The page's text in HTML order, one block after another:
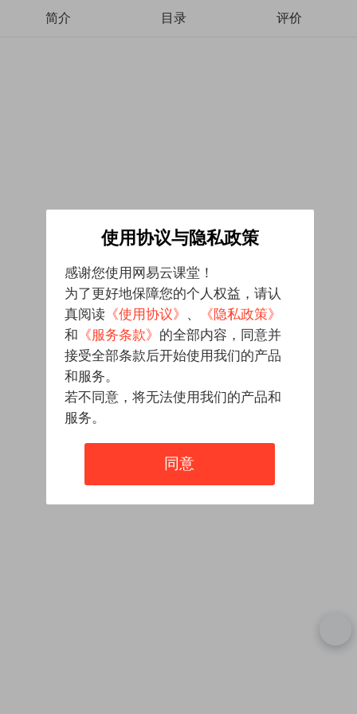
简介 目录 评价
使用协议与隐私政策
感谢您使用网易云课堂！
为了更好地保障您的个人权益，请认
真阅读 《使用协议》 、
《隐私政策》
和 《服务条款》 的全部内容，同意并
接受全部条款后开始使用我们的产品
和服务。
若不同意，将无法使用我们的产品和
服务。
同意